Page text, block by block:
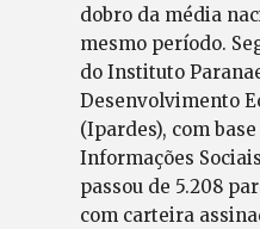
dobro da média
mesmo período.
do Instituto
Desenvolvimento
(Ipardes), com
Informações
passou de 5.208
com carteira